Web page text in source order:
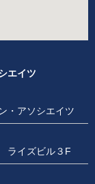
エイツ
・アソシエイツ
ライズビル３F